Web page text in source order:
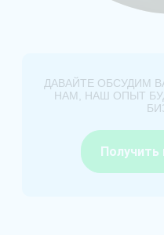
ДАВАЙТЕ ОБСУДИМ
НАМ, НАШ ОПЫТ
Получить